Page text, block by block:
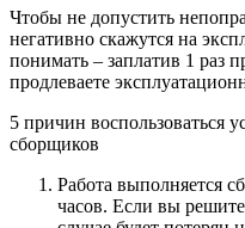
Чтобы не допустить
негативно скажутся на
понимать – заплатив 1 раз
продлеваете
5 причин воспользоваться
сборщиков
Работа выполняется
часов. Если вы